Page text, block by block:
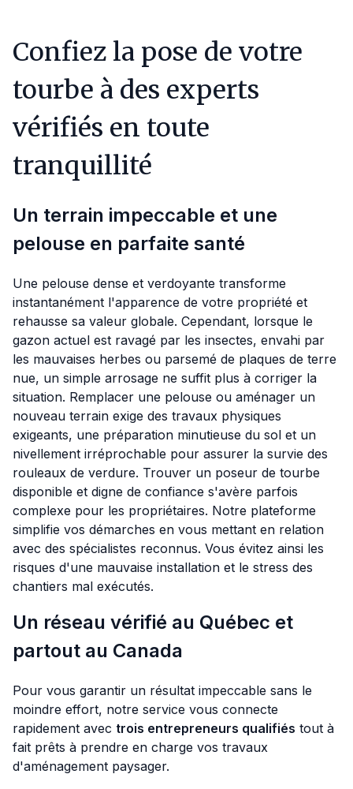
Confiez la pose de votre
tourbe à des experts
vérifiés en toute
tranquillité
Un terrain impeccable et une
pelouse en parfaite santé
Une pelouse dense et verdoyante transforme
instantanément l'apparence de votre propriété et
rehausse sa valeur globale. Cependant, lorsque le
gazon actuel est ravagé par les insectes, envahi par
les mauvaises herbes ou parsemé de plaques de terre
nue, un simple arrosage ne suffit plus à corriger la
situation. Remplacer une pelouse ou aménager un
nouveau terrain exige des travaux physiques
exigeants, une préparation minutieuse du sol et un
nivellement irréprochable pour assurer la survie des
rouleaux de verdure. Trouver un poseur de tourbe
disponible et digne de confiance s'avère parfois
complexe pour les propriétaires. Notre plateforme
simplifie vos démarches en vous mettant en relation
avec des spécialistes reconnus. Vous évitez ainsi les
risques d'une mauvaise installation et le stress des
chantiers mal exécutés.
Un réseau vérifié au Québec et
partout au Canada
Pour vous garantir un résultat impeccable sans le
moindre effort, notre service vous connecte
rapidement avec trois entrepreneurs qualifiés tout à
fait prêts à prendre en charge vos travaux
d'aménagement paysager.